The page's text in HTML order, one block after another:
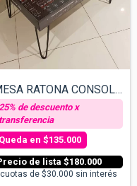
MESA RATONA CONSOLA DJ
$180.000
$135.000
cuotas de $30.000 sin interés